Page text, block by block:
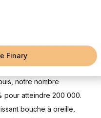
Finary
vous ont rejoint l'aventure
notre nombre
pour atteindre 200 000.
bouche à oreille,